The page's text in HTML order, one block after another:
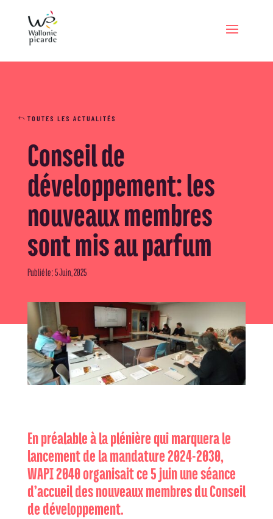
TOUTES LES ACTUALITÉS
Conseil de
développement: les
nouveaux membres
sont mis au parfum
Publié le : 5 Juin, 2025
En préalable à la plénière qui marquera le
lancement de la mandature 2024-2030,
WAPI 2040 organisait ce 5 juin une séance
d’accueil des nouveaux membres du Conseil
de développement.